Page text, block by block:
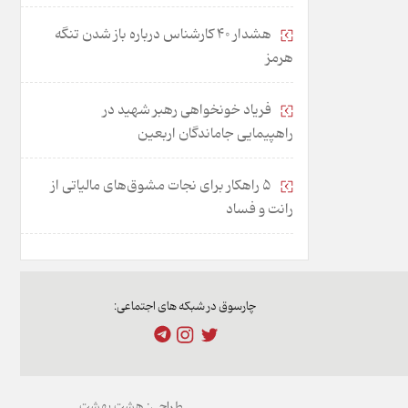
هشدار 40 کارشناس درباره باز شدن تنگه
هرمز
فریاد خونخواهی رهبر شهید در
راهپیمایی جاماندگان اربعین
۵ راهکار برای نجات مشوق‌های مالیاتی از
رانت و فساد
چارسوق در شبکه های اجتماعی: